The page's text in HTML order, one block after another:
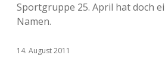
Sportgruppe 25. April hat doch
Namen.
14. August 2011